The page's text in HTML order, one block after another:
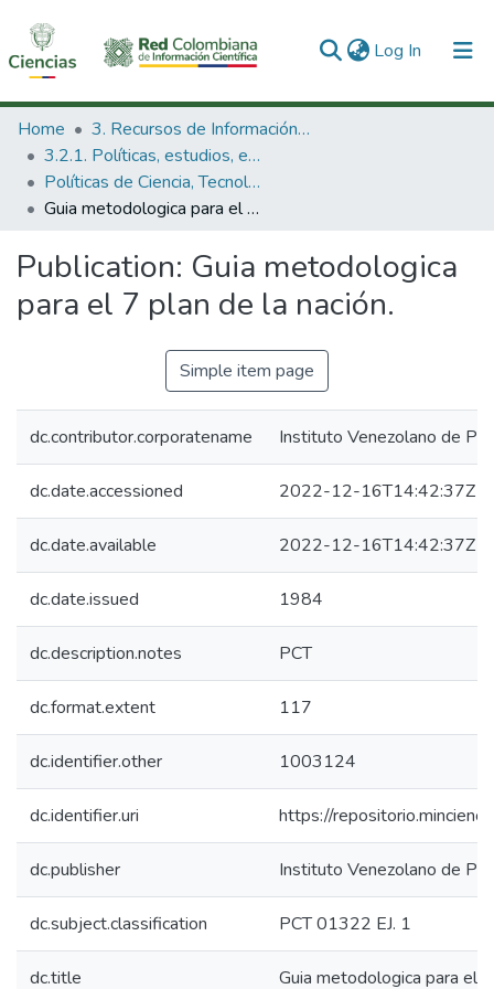
Log In (current)
Communities & Collections
All of DSpace
Statistics
Home
3. Recursos de Información Científica y Tecnológica
3.2.1. Políticas, estudios, evaluaciones e indicadores de CTeI
Políticas de Ciencia, Tecnología e Innovación
Guia metodologica para el 7 plan de la nación.
Publication: Guia metodologica
para el 7 plan de la nación.
Simple item page
dc.contributor.corporatename Instituto Venezolano de
dc.date.accessioned 2022-12-16T14:42:37Z
dc.date.available 2022-12-16T14:42:37Z
dc.date.issued 1984
dc.description.notes PCT
dc.format.extent 117
dc.identifier.other 1003124
dc.identifier.uri https://
dc.publisher Instituto Venezolano de
dc.subject.classification PCT 01322 EJ. 1
dc.title Guia metodologica para el